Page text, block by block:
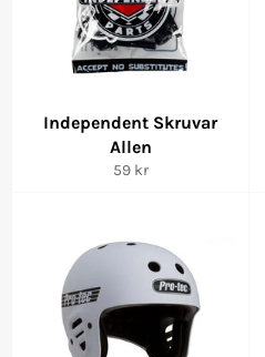
Independent Skruvar
Allen
Ordinarie
59 kr